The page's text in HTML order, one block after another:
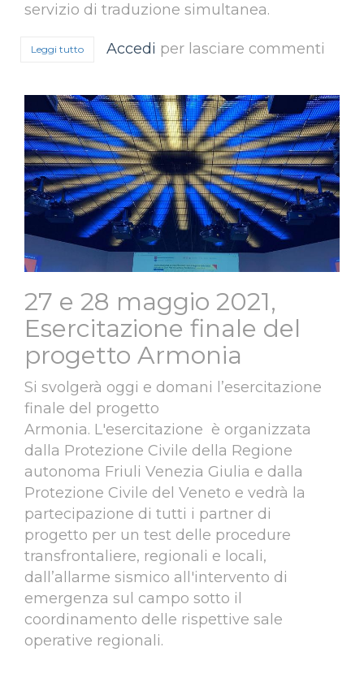
servizio di traduzione simultanea.
Leggi tutto su 8 giugno 2021, Evento pubblico online
Accedi per lasciare commenti
27 e 28 maggio 2021,
Esercitazione finale del
progetto Armonia
Si svolgerà oggi e domani l’esercitazione
finale del progetto
Armonia. L'esercitazione è organizzata
dalla Protezione Civile della Regione
autonoma Friuli Venezia Giulia e dalla
Protezione Civile del Veneto e vedrà la
partecipazione di tutti i partner di
progetto per un test delle procedure
transfrontaliere, regionali e locali,
dall’allarme sismico all'intervento di
emergenza sul campo sotto il
coordinamento delle rispettive sale
operative regionali.